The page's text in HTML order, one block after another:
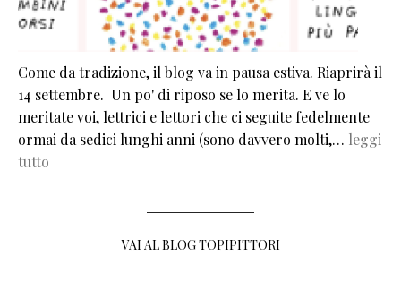
Come da tradizione, il blog va in pausa estiva. Riaprirà il
14 settembre. Un po' di riposo se lo merita. E ve lo
meritate voi, lettrici e lettori che ci seguite fedelmente
ormai da sedici lunghi anni (sono davvero molti,… leggi
tutto
VAI AL BLOG TOPIPITTORI